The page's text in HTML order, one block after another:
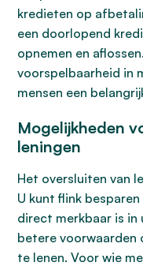
kredieten op
een doorlopend
opnemen en
voorspelbaarheid in
mensen een
Mogelijkheden
leningen
Het oversluiten van
U kunt flink
direct merkbaar is in
betere voorwaarden
te lenen. Voor wie